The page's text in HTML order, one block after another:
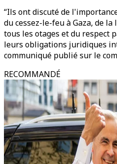
“Ils ont discuté de
du cessez-le-feu à Gaza, de
tous les otages et du respect
leurs obligations juridiques
communiqué publié sur le
RECOMMANDÉ